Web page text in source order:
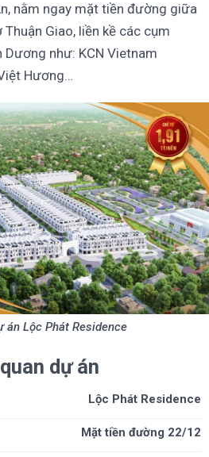
nằm ngay mặt tiền đường giữa
Giao, liền kề các cụm
như: KCN Vietnam
Hương…
án Lộc Phát Residence
dự án
Lộc Phát Residence
Mặt tiền đường 22/12